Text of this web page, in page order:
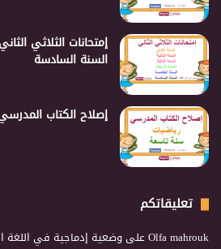
إمتحانات الثلاثي
السنة السادسة
إصلاح الكتاب
تعليقاتكم
Olfa mahroukعلى وضعية إدماجية في اللغة